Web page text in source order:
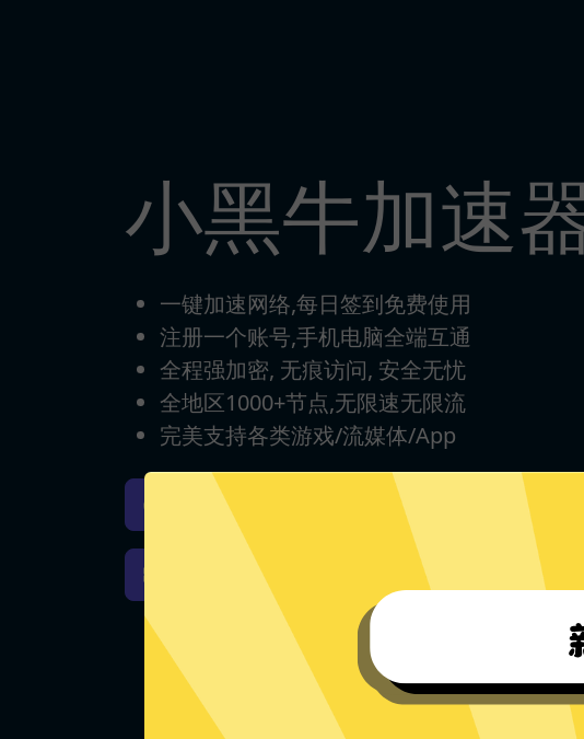
小黑牛加速
一键加速网络,每日签到免费使用
注册一个账号,手机电脑全端互通
全程强加密, 无痕访问, 安全无忧
全地区1000+节点,无限速无限流
完美支持各类游戏/流媒体/App
小黑牛加速器iOS版下载 小黑牛加
小黑牛加速器Windows下载 小黑